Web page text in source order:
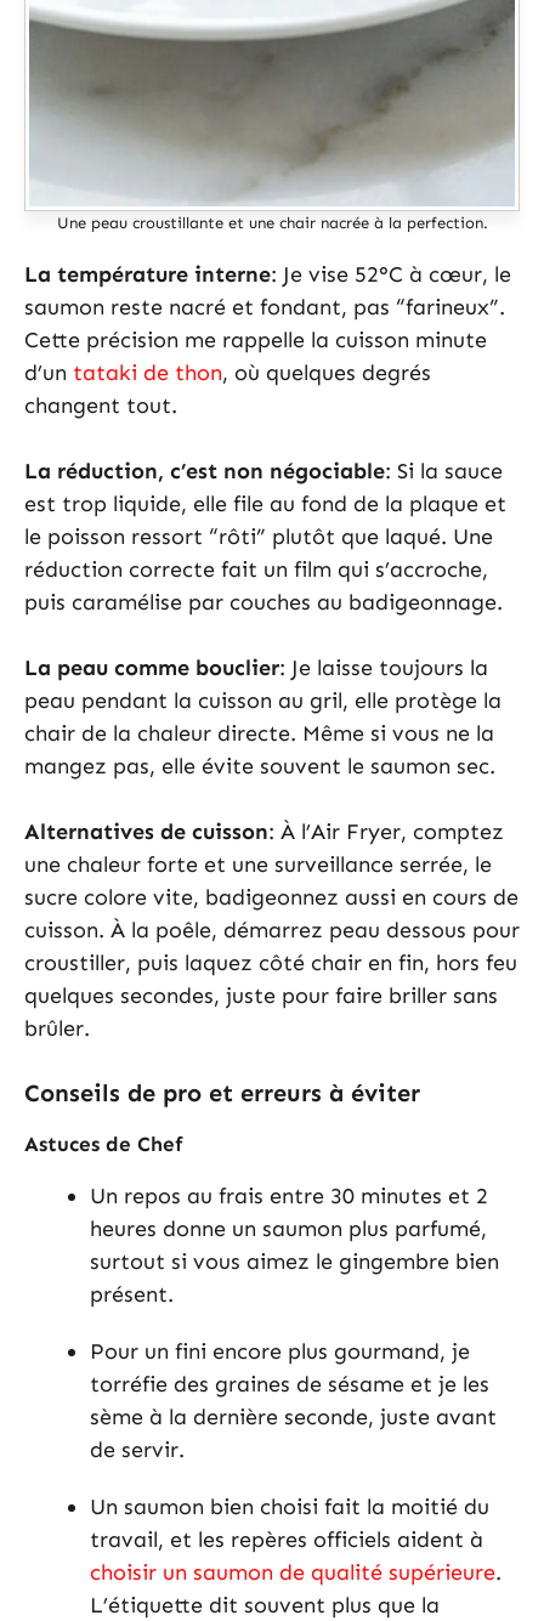
Une peau croustillante et une chair nacrée à la perfection.
La température interne: Je vise 52°C à cœur, le
saumon reste nacré et fondant, pas “farineux”.
Cette précision me rappelle la cuisson minute
d’un tataki de thon, où quelques degrés
changent tout.
La réduction, c’est non négociable: Si la sauce
est trop liquide, elle file au fond de la plaque et
le poisson ressort “rôti” plutôt que laqué. Une
réduction correcte fait un film qui s’accroche,
puis caramélise par couches au badigeonnage.
La peau comme bouclier: Je laisse toujours la
peau pendant la cuisson au gril, elle protège la
chair de la chaleur directe. Même si vous ne la
mangez pas, elle évite souvent le saumon sec.
Alternatives de cuisson: À l’Air Fryer, comptez
une chaleur forte et une surveillance serrée, le
sucre colore vite, badigeonnez aussi en cours de
cuisson. À la poêle, démarrez peau dessous pour
croustiller, puis laquez côté chair en fin, hors feu
quelques secondes, juste pour faire briller sans
brûler.
Conseils de pro et erreurs à éviter
Astuces de Chef
Un repos au frais entre 30 minutes et 2
heures donne un saumon plus parfumé,
surtout si vous aimez le gingembre bien
présent.
Pour un fini encore plus gourmand, je
torréfie des graines de sésame et je les
sème à la dernière seconde, juste avant
de servir.
Un saumon bien choisi fait la moitié du
travail, et les repères officiels aident à
choisir un saumon de qualité supérieure.
L’étiquette dit souvent plus que la